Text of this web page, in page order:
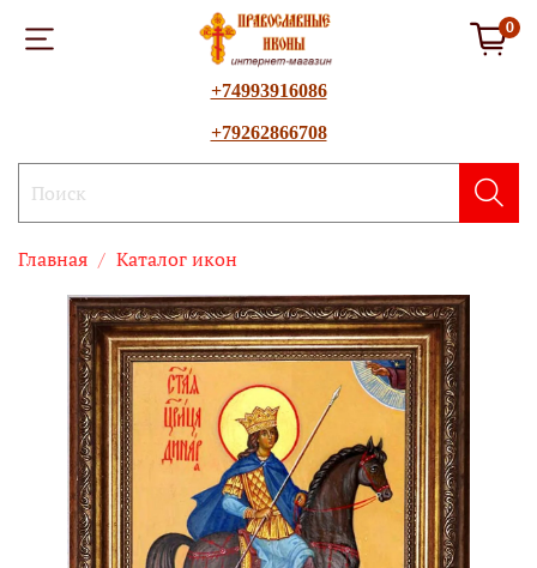
0
+74993916086
+79262866708
Главная Каталог икон